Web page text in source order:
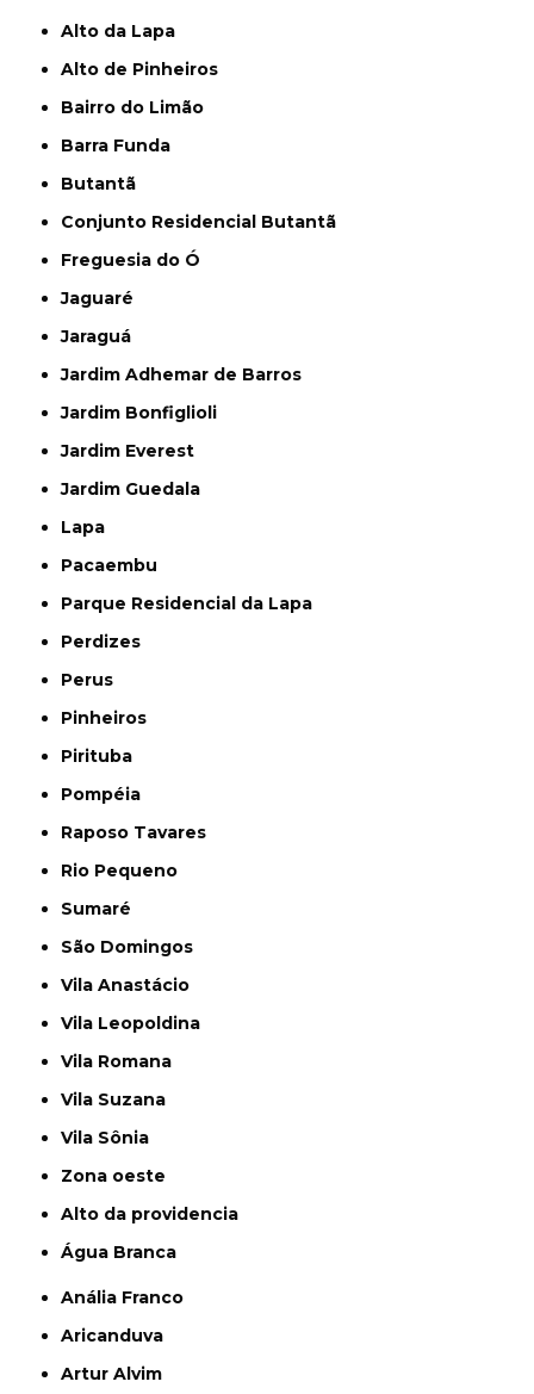
Alto da Lapa
Alto de Pinheiros
Bairro do Limão
Barra Funda
Butantã
Conjunto Residencial Butantã
Freguesia do Ó
Jaguaré
Jaraguá
Jardim Adhemar de Barros
Jardim Bonfiglioli
Jardim Everest
Jardim Guedala
Lapa
Pacaembu
Parque Residencial da Lapa
Perdizes
Perus
Pinheiros
Pirituba
Pompéia
Raposo Tavares
Rio Pequeno
Sumaré
São Domingos
Vila Anastácio
Vila Leopoldina
Vila Romana
Vila Suzana
Vila Sônia
Zona oeste
alto da providencia
Água Branca
Anália Franco
Aricanduva
Artur Alvim